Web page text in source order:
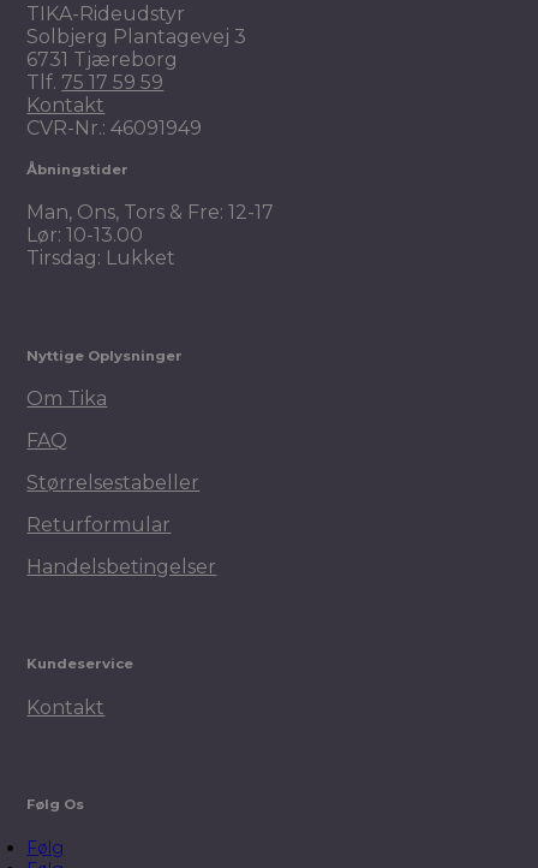
TIKA-Rideudstyr
Solbjerg Plantagevej 3
6731 Tjæreborg
Tlf. 75 17 59 59
Kontakt
CVR-Nr.: 46091949
Åbningstider
Man, Ons, Tors & Fre: 12-17
Lør: 10-13.00
Tirsdag: Lukket
Nyttige Oplysninger
Om Tika
FAQ
Størrelsestabeller
Returformular
Handelsbetingelser
Kundeservice
Kontakt
Følg Os
Følg